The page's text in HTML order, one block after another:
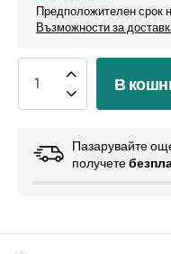
Предположителен срок
Възможности за
В
Пазарувайте
получете